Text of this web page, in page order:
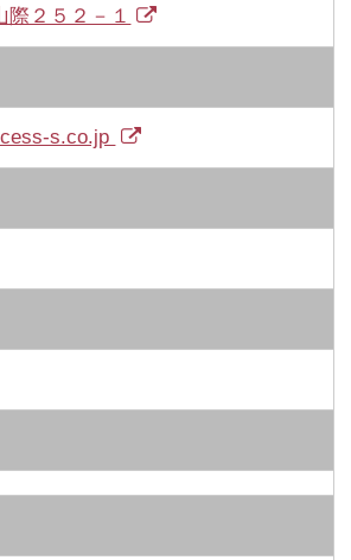
際２５２－１
s.co.jp